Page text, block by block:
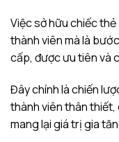
Việc sở hữu chiếc
thành viên mà là
cấp, được ưu tiên và
Đây chính là chiến
thành viên thân thiết,
mang lại giá trị gia